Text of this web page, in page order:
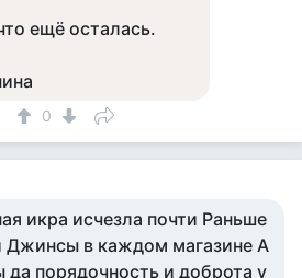
ещё осталась.
0
икра исчезла почти Раньше
в каждом магазине А
да порядочность и доброта у